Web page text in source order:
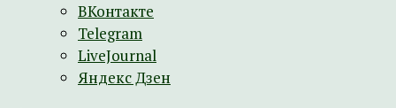
ВКонтакте
Telegram
LiveJournal
Яндекс Дзен